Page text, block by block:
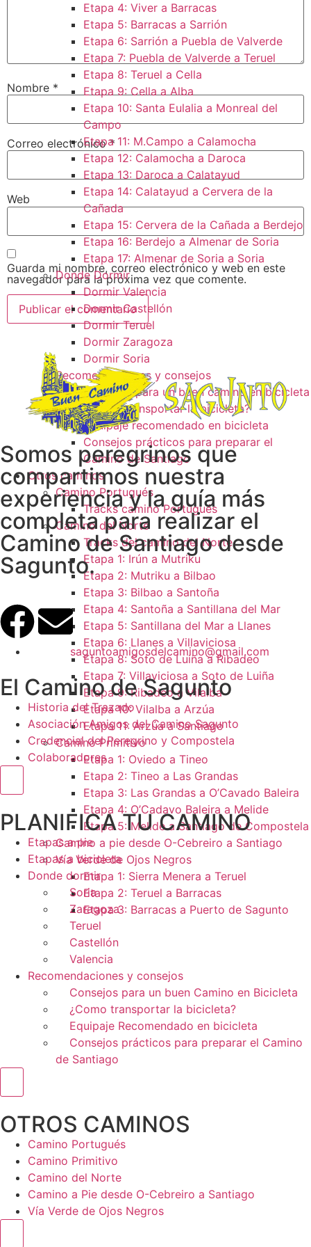
Etapa 4: Viver a Barracas
Etapa 5: Barracas a Sarrión
Etapa 6: Sarrión a Puebla de Valverde
Etapa 7: Puebla de Valverde a Teruel
Etapa 8: Teruel a Cella
Etapa 9: Cella a Alba
Etapa 10: Santa Eulalia a Monreal del
Campo​
Etapa 11: M.Campo a Calamocha​
Etapa 12: Calamocha a Daroca ​
Etapa 13: Daroca a Calatayud
Etapa 14: Calatayud a Cervera de la
Cañada​
Etapa 15: Cervera de la Cañada a Berdejo
Etapa 16: Berdejo a Almenar de Soria
Etapa 17: Almenar de Soria a Soria ​
Donde Dormir
Dormir Valencia
Dormir Castellón
Dormir Teruel
Dormir Zaragoza
Dormir Soria
Recomendaciones y consejos
Consejos para un buen camino en bicicleta
¿Como transportar la bicicleta?
Equipaje recomendado en bicicleta
Consejos prácticos para preparar el
Camino de Santiago
Otros caminos
Camino Portugués
Tracks camino Portugués
Camino del Norte
Tracks del camino del Norte
Etapa 1: Irún a Mutriku
Etapa 2: Mutriku a Bilbao
Etapa 3: Bilbao a Santoña
Etapa 4: Santoña a Santillana del Mar
Etapa 5: Santillana del Mar a Llanes
Etapa 6: Llanes a Villaviciosa
Etapa 8: Soto de Luiña a Ribadeo
Etapa 7: Villaviciosa a Soto de Luiña
Etapa 9: Ribadeo a Vilalba
Etapa 10: Vilalba a Arzúa
Etapa 11: Arzúa a Santiago
Camino Primitivo
Etapa 1: Oviedo a Tineo
Etapa 2: Tineo a Las Grandas
Etapa 3: Las Grandas a O’Cavado Baleira
Etapa 4: O’Cadavo Baleira a Melide
Etapa 5: Melide a Santiago de Compostela
Camino a pie desde O-Cebreiro a Santiago
Vía Verde de Ojos Negros
Etapa 1: Sierra Menera a Teruel
Etapa 2: Teruel a Barracas
Etapa 3: Barracas a Puerto de Sagunto
Nombre *
Correo electrónico*
Web
Guarda mi nombre, correo electrónico y web en este
navegador para la próxima vez que comente.
Somos peregrinos que
compartimos nuestra
experiencia y la guía más
completa para realizar el
Camino de Santiago desde
Sagunto.
saguntoamigosdelcamino@gmail.com
El Camino de Sagunto
Historia del Trazado
Asociación Amigos del Camino Sagunto
Credencial del Peregrino y Compostela
Colaboradores
Menú conmutador hamburguesa
PLANIFICA TU CAMINO
Etapas a pie
Etapas a bicicleta
Donde dormir
Soria
Zaragoza
Teruel
Castellón
Valencia
Recomendaciones y consejos
Consejos para un buen Camino en Bicicleta
¿Como transportar la bicicleta?
Equipaje Recomendado en bicicleta
Consejos prácticos para preparar el Camino
de Santiago
OTROS CAMINOS
Camino Portugués
Camino Primitivo
Camino del Norte
Camino a Pie desde O-Cebreiro a Santiago
Vía Verde de Ojos Negros